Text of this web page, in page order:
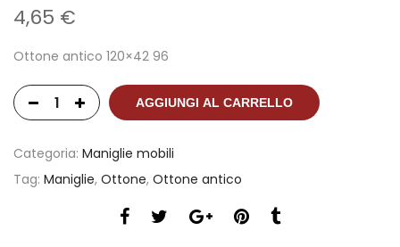
4,65 €
Ottone antico 120×42 96
AGGIUNGI AL CARRELLO
Categoria: Maniglie mobili
Tag: Maniglie, Ottone, Ottone antico